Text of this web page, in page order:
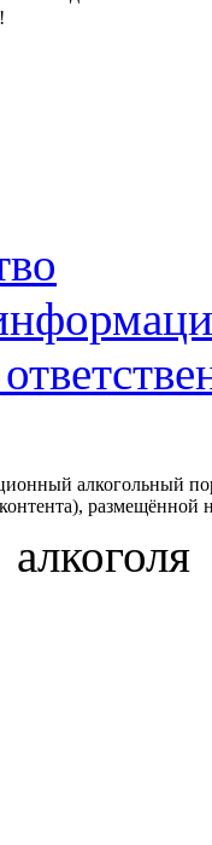
алкогольный
размещённой